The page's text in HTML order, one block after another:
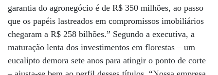
garantia do agronegócio é de R$ 350 milhões, ao passo
que os papéis lastreados em compromissos imobiliários
chegaram a R$ 258 bilhões.” Segundo a executiva, a
maturação lenta dos investimentos em florestas – um
eucalipto demora sete anos para atingir o ponto de corte